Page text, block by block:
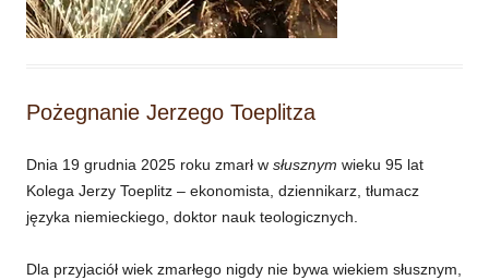
Pożegnanie Jerzego Toeplitza
Dnia 19 grudnia 2025 roku zmarł w słusznym wieku 95 lat
Kolega Jerzy Toeplitz – ekonomista, dziennikarz, tłumacz
języka niemieckiego, doktor nauk teologicznych.
Dla przyjaciół wiek zmarłego nigdy nie bywa wiekiem słusznym,